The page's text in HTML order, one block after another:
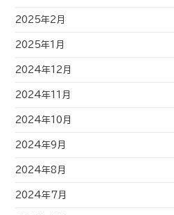
2025年2月
2025年1月
2024年12月
2024年11月
2024年10月
2024年9月
2024年8月
2024年7月